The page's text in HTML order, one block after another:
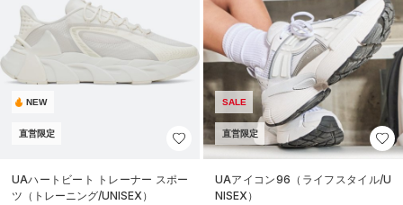
NEW
直営限定
UAハートビート トレーナー スポー
ツ（トレーニング/UNISEX）
SALE
直営限定
UAアイコン96（ライフスタイル/U
NISEX）